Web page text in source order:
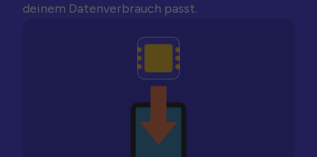
deinem Datenverbrauch passt.